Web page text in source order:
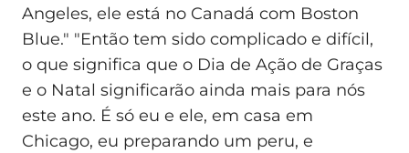
Angeles, ele está no Canadá com Boston
Blue." "Então tem sido complicado e difícil,
o que significa que o Dia de Ação de Graças
e o Natal significarão ainda mais para nós
este ano. É só eu e ele, em casa em
Chicago, eu preparando um peru, e